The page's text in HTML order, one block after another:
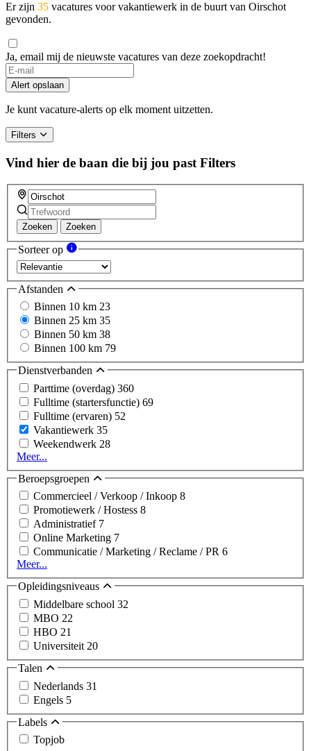
Er zijn 35 vacatures voor vakantiewerk in de buurt van Oirschot
gevonden.
Ja, email mij de nieuwste vacatures van deze zoekopdracht!
If
you
are
a
ignore
this
field
Alert opslaan
Je kunt vacature-alerts op elk moment uitzetten.
Filters
Vind hier de baan die bij jou past Filters
Zoeken Zoeken
Sorteer op
Afstanden
Binnen 10 km 23
Binnen 25 km 35
Binnen 50 km 38
Binnen 100 km 79
Dienstverbanden
Parttime (overdag) 360
Fulltime (startersfunctie) 69
Fulltime (ervaren) 52
Vakantiewerk 35
Weekendwerk 28
Meer...
Beroepsgroepen
Commercieel / Verkoop / Inkoop 8
Promotiewerk / Hostess 8
Administratief 7
Online Marketing 7
Communicatie / Marketing / Reclame / PR 6
Meer...
Opleidingsniveaus
Middelbare school 32
MBO 22
HBO 21
Universiteit 20
Talen
Nederlands 31
Engels 5
Labels
Topjob